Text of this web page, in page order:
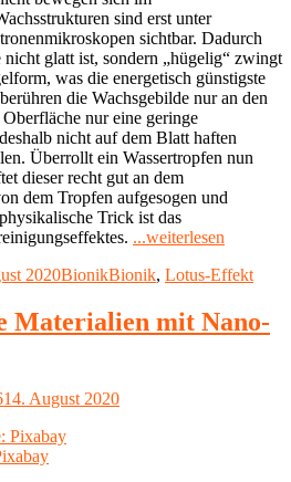
sind erst unter
sichtbar. Dadurch
glatt ist, sondern „hügelig“ zwingt
was die energetisch günstigste
die Wachsgebilde nur an den
nur eine geringe
nicht auf dem Blatt haften
Überrollt ein Wassertropfen nun
dieser recht gut an dem
dem Tropfen aufgesogen und
Trick ist das
...weiterlesen
Effekt®"
2020Kategorien
BionikSchlagwörter
Bionik, Lotus-Effekt
Materialien mit Nano-
14. August 2020